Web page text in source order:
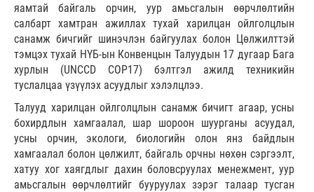
яамтай байгаль орчин, уур амьсгалын өөрчлөлтийн
салбарт хамтран ажиллах тухай харилцан ойлголцлын
санамж бичгийг шинэчлэн байгуулах болон Цөлжилттэй
тэмцэх тухай НҮБ-ын Конвенцын Талуудын 17 дугаар Бага
хурлын (UNCCD COP17) бэлтгэл ажилд техникийн
туслалцаа үзүүлэх асуудлыг хэлэлцлээ.
Талууд харилцан ойлголцлын санамж бичигт агаар, усны
бохирдлын хамгаалал, шар шороон шуурганы асуудал,
усны орчин, экологи, биологийн олон янз байдлын
хамгаалал болон цөлжилт, байгаль орчны нөхөн сэргээлт,
хатуу хог хаягдлыг дахин боловсруулах менежмент, уур
амьсгалын өөрчлөлтийг бууруулах зэрэг талаар тусган